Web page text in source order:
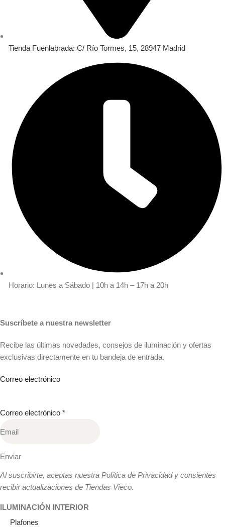
Tienda Fuenlabrada: C/ Río Tormes, 15, 28947 Madrid
Horario: Lunes a Sábado | 10h a 14h – 17h a 20h
Suscríbete a nuestra newsletter
Recibe las últimas novedades, consejos de iluminación y ofertas
exclusivas directamente en tu bandeja de entrada.
Correo electrónico
Correo electrónico *
Enviar
Al suscribirte, aceptas nuestra Política de Privacidad y consientes
recibir actualizaciones de Tiendas Vieco.
ILUMINACIÓN INTERIOR
Plafones